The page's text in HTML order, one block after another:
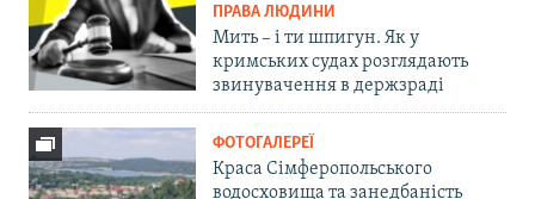
ПРАВА ЛЮДИНИ
Мить – і ти шпигун. Як у
кримських судах розглядають
звинувачення в держзраді
ФОТОГАЛЕРЕЇ
Краса Сімферопольського
водосховища та занедбаність